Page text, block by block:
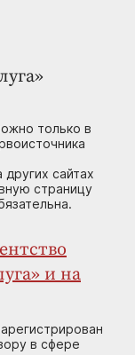
только в
сайтах
страницу
и на
в сфере